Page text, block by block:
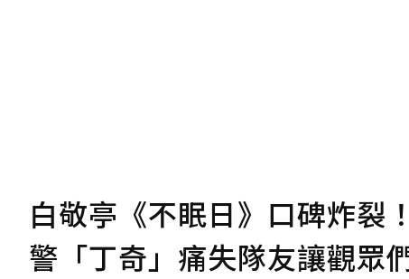
白敬亭《不眠日》口碑炸裂
警「丁奇」痛失隊友讓觀眾